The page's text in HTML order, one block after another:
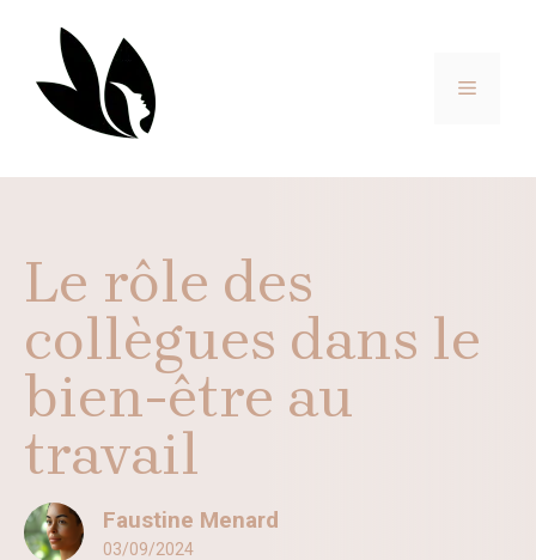
contenu
MENU
Le rôle des
collègues dans le
bien-être au
travail
Faustine Menard
03/09/2024